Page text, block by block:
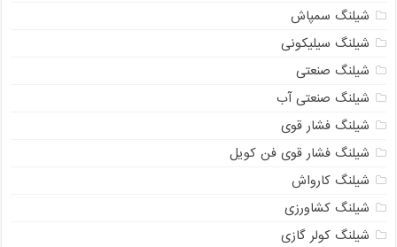
شیلنگ سمپاش
شیلنگ سیلیکونی
شیلنگ صنعتی
شیلنگ صنعتی آب
شیلنگ فشار قوی
شیلنگ فشار قوی فن کویل
شیلنگ کارواش
شیلنگ کشاورزی
شیلنگ کولر گازی